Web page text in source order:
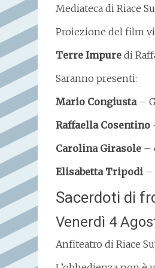
Mediateca di Riace
Proiezione del film
Terre Impure di
Saranno presenti:
Mario Congiusta–
Raffaella Cosentino
Carolina Girasole –
Elisabetta Tripodi –
Sacerdoti di
Venerdì 4
Anfiteatro di Riace